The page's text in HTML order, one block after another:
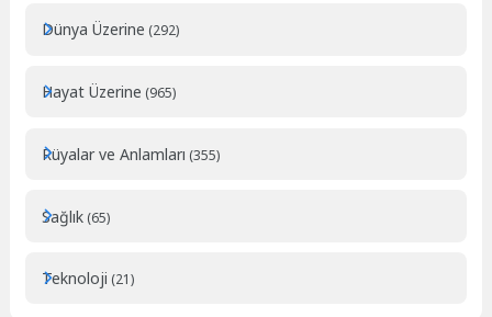
Dünya Üzerine (292)
Hayat Üzerine (965)
Rüyalar ve Anlamları (355)
Sağlık (65)
Teknoloji (21)